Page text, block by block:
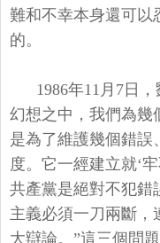
難和不幸本身還可以
的。
1986年11月7日
幻想之中，我們為幾
是為了維護幾個錯誤
度。它一經建立就‘
共產黨是絕對不犯錯
主義必須一刀兩斷，
大辯論。”這三個問